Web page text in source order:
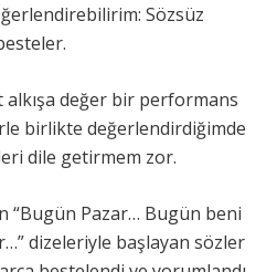
Sözsüz
değer bir performans
birlikte değerlendirdiğimde
dile getirmem zor.
“Bugün Pazar… Bugün beni
dizeleriyle başlayan sözler